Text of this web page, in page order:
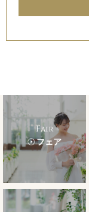
Fair
フェア